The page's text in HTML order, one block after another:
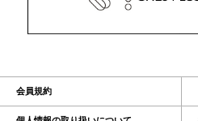
会員規約